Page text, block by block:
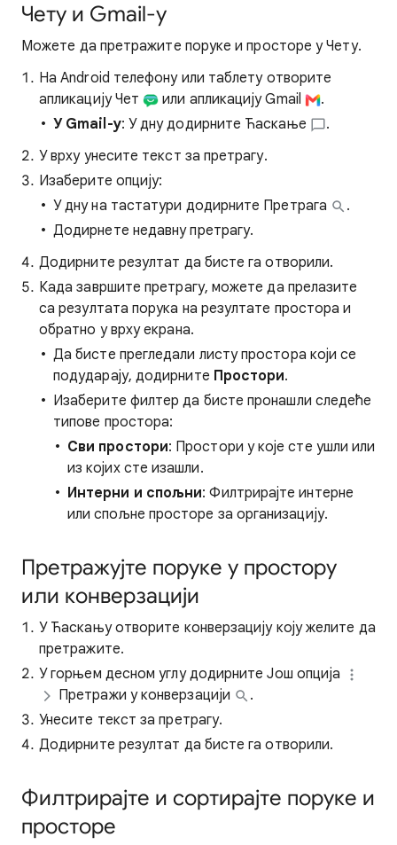
Чету и Gmail-у
Можете да претражите поруке и просторе у Чету.
На Android телефону или таблету отворите
апликацију Чет
или апликацију Gmail
.
У Gmail-у: У дну додирните Ћаскање
.
У врху унесите текст за претрагу.
Изаберите опцију:
У дну на тастатури додирните Претрага
.
Додирнете недавну претрагу.
Додирните резултат да бисте га отворили.
Када завршите претрагу, можете да прелазите
са резултата порука на резултате простора и
обратно у врху екрана.
Да бисте прегледали листу простора који се
подударају, додирните Простори.
Изаберите филтер да бисте пронашли следеће
типове простора:
Сви простори: Простори у које сте ушли или
из којих сте изашли.
Интерни и спољни: Филтрирајте интерне
или спољне просторе за организацију.
Претражујте поруке у простору
или конверзацији
У Ћаскању отворите конверзацију коју желите да
претражите.
У горњем десном углу додирните Још опција
Претражи у конверзацији
.
Унесите текст за претрагу.
Додирните резултат да бисте га отворили.
Филтрирајте и сортирајте поруке и
просторе